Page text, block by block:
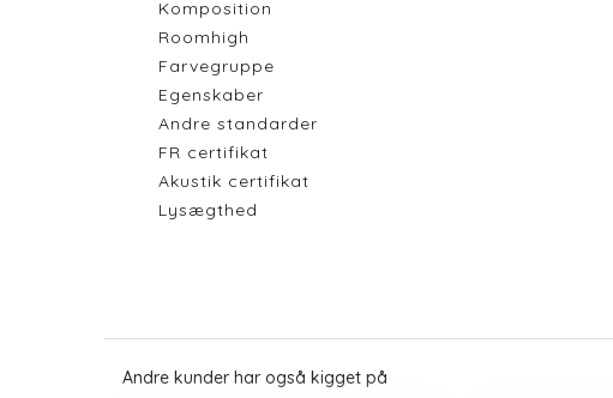
Komposition
Roomhigh
Farvegruppe
Egenskaber
Andre standarder
FR certifikat
Akustik certifikat
Lysægthed
Andre kunder har også kigget på